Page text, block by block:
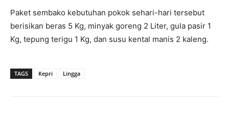
Paket sembako kebutuhan pokok sehari-hari tersebut
berisikan beras 5 Kg, minyak goreng 2 Liter, gula pasir 1
Kg, tepung terigu 1 Kg, dan susu kental manis 2 kaleng.
TAGS Kepri Lingga